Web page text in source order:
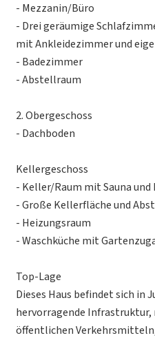
- Mezzanin/Büro
- Drei geräumige
mit Ankleidezimmer und
- Badezimmer
- Abstellraum
2. Obergeschoss
- Dachboden
Kellergeschoss
- Keller/Raum mit Sauna und
- Große Kellerfläche und
- Heizungsraum
- Waschküche mit
Top-Lage
Dieses Haus befindet sich in
hervorragende Infrastruktur,
öffentlichen